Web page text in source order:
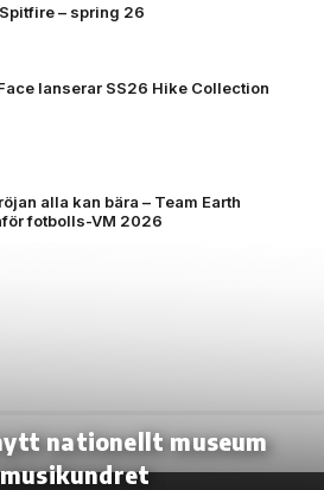
– spring 26
lanserar SS26 Hike Collection
alla kan bära – Team Earth
fotbolls-VM 2026
nationellt museum